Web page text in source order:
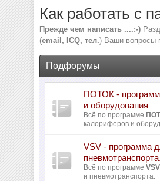
Как работать с
Прежде чем написать ....:-)
(email, ICQ, тел.) Ваши вопросы
Подфорумы
ПОТОК -
и оборудования
Всё по программе
калориферов и
VSV - программа
пневмотранспорта.
Всё по программеVSV
и пневмотранспорта.